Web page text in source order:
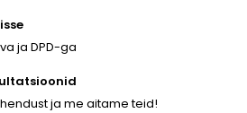
ja DPD-ga
ja me aitame teid!